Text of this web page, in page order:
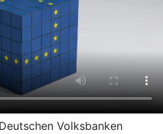
Volksbanken